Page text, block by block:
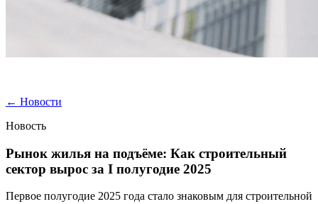
← Новости
Новость
Рынок жилья на подъёме: Как строительный
сектор вырос за I полугодие 2025
Первое полугодие 2025 года стало знаковым для строительной